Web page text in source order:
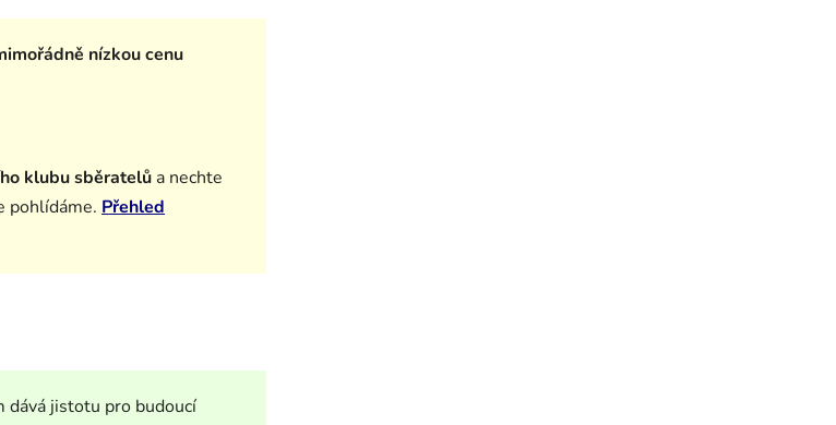
nízkou cenu
klubu sběratelů a nechte
pohlídáme. Přehled
dává jistotu pro budoucí